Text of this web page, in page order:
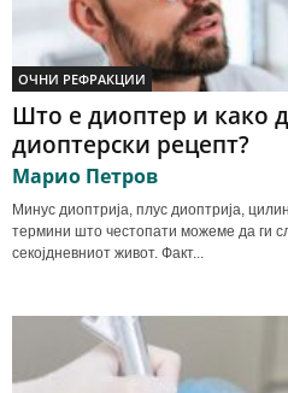
ОЧНИ РЕФРАКЦИИ
Што е диоптер и како
диоптерски рецепт?
Марио Петров
Минус диоптрија, плус диоптрија,
термини што честопати можеме да ги
секојдневниот живот. Факт...